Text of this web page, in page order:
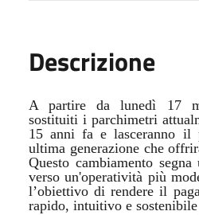
Descrizione
A partire da lunedì 17
sostituiti i parchimetri
15 anni fa e lasceranno il
ultima generazione che
Questo cambiamento
verso un'operatività più
l’obiettivo di rendere il
rapido, intuitivo e